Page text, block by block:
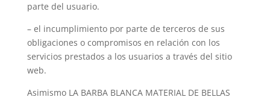
parte del usuario.
– el incumplimiento por parte de terceros de sus
obligaciones o compromisos en relación con los
servicios prestados a los usuarios a través del sitio
web.
Asimismo LA BARBA BLANCA MATERIAL DE BELLAS